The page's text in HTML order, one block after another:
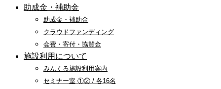
助成金・補助金
助成金・補助金
クラウドファンディング
会費・寄付・協賛金
施設利用について
みんくる施設利用案内
セミナー室 ①② / 各16名